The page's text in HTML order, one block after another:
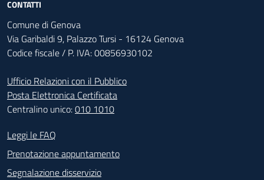
CONTATTI
Comune di Genova
Via Garibaldi 9, Palazzo Tursi - 16124 Genova
Codice fiscale / P. IVA: 00856930102
Ufficio Relazioni con il Pubblico
Posta Elettronica Certificata
Centralino unico:010 1010
Footer - Contatti
Leggi le FAQ
Prenotazione appuntamento
Segnalazione disservizio